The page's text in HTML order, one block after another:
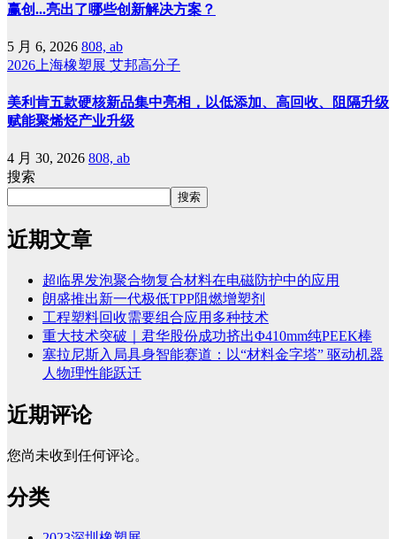
赢创...亮出了哪些创新解决方案？
5 月 6, 2026 808, ab
2026上海橡塑展 艾邦高分子
美利肯五款硬核新品集中亮相，以低添加、高回收、阻隔升级
赋能聚烯烃产业升级
4 月 30, 2026 808, ab
搜索
搜索
近期文章
超临界发泡聚合物复合材料在电磁防护中的应用
朗盛推出新一代极低TPP阻燃增塑剂
工程塑料回收需要组合应用多种技术
重大技术突破｜君华股份成功挤出Φ410mm纯PEEK棒
塞拉尼斯入局具身智能赛道：以“材料金字塔” 驱动机器
人物理性能跃迁
近期评论
您尚未收到任何评论。
分类